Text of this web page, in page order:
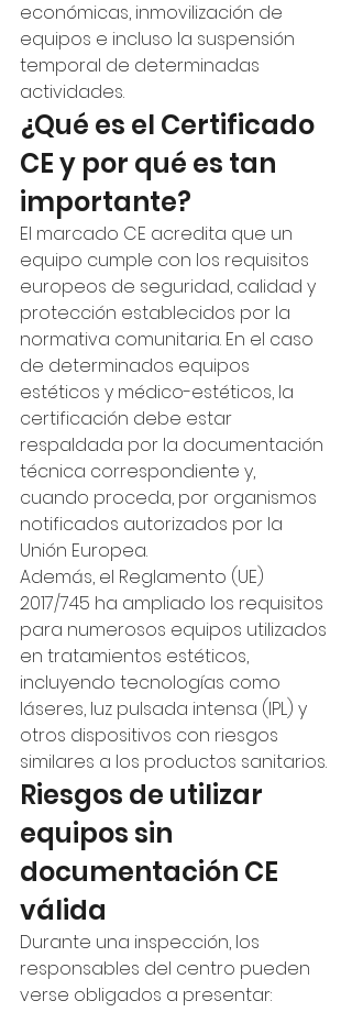
económicas, inmovilización de
equipos e incluso la suspensión
temporal de determinadas
actividades.
¿Qué es el Certificado
CE y por qué es tan
importante?
El marcado CE acredita que un
equipo cumple con los requisitos
europeos de seguridad, calidad y
protección establecidos por la
normativa comunitaria. En el caso
de determinados equipos
estéticos y médico-estéticos, la
certificación debe estar
respaldada por la documentación
técnica correspondiente y,
cuando proceda, por organismos
notificados autorizados por la
Unión Europea.
Además, el Reglamento (UE)
2017/745 ha ampliado los requisitos
para numerosos equipos utilizados
en tratamientos estéticos,
incluyendo tecnologías como
láseres, luz pulsada intensa (IPL) y
otros dispositivos con riesgos
similares a los productos sanitarios.
Riesgos de utilizar
equipos sin
documentación CE
válida
Durante una inspección, los
responsables del centro pueden
verse obligados a presentar: